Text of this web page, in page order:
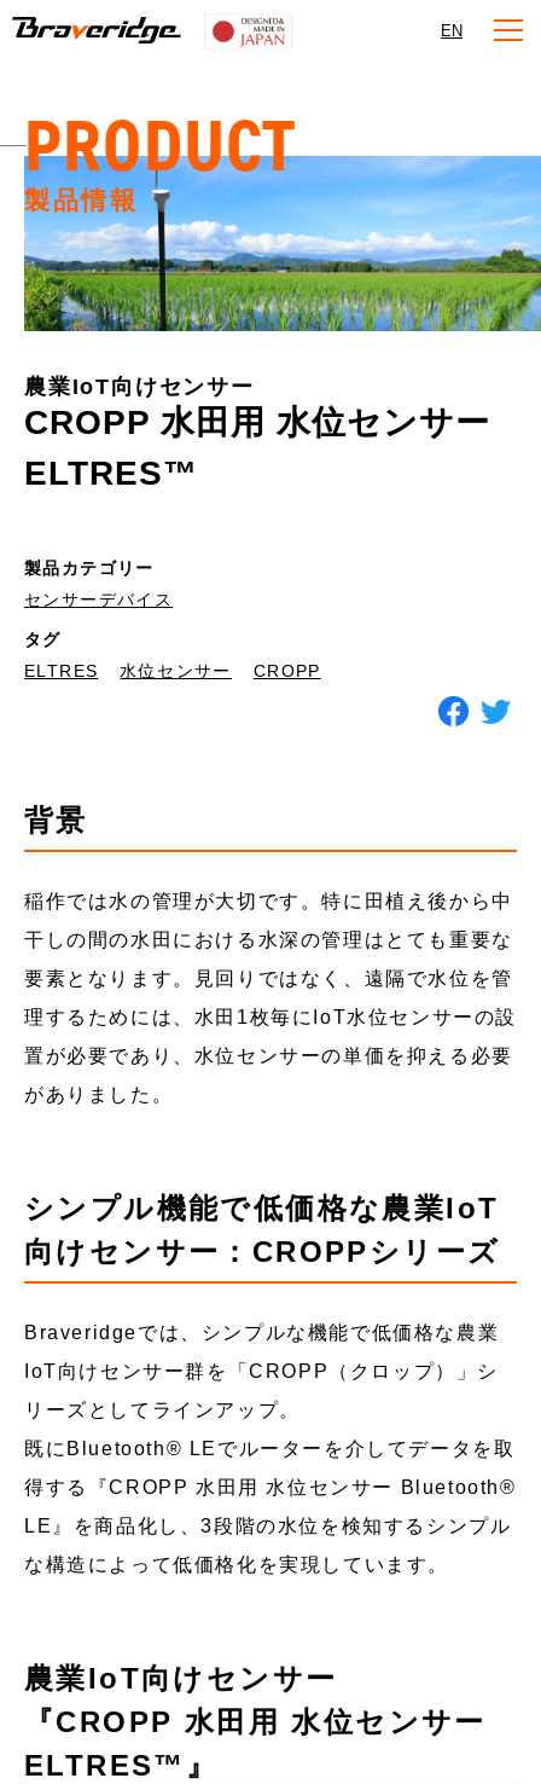
Braveridge
EN
PRODUCT
製品情報
農業IoT向けセンサー
CROPP 水田用 水位センサー
ELTRES™
製品カテゴリー
センサーデバイス
タグ
ELTRES
水位センサー CROPP
背景
稲作では水の管理が大切です。特に田植え後から中
干しの間の水田における水深の管理はとても重要な
要素となります。見回りではなく、遠隔で水位を管
理するためには、水田1枚毎にIoT水位センサーの設
置が必要であり、水位センサーの単価を抑える必要
がありました。
シンプル機能で低価格な農業IoT
向けセンサー：CROPPシリーズ
Braveridgeでは、シンプルな機能で低価格な農業
IoT向けセンサー群を「CROPP（クロップ）」シ
リーズとしてラインアップ。
既にBluetooth® LEでルーターを介してデータを取
得する『CROPP 水田用 水位センサー Bluetooth®
LE』を商品化し、3段階の水位を検知するシンプル
な構造によって低価格化を実現しています。
農業IoT向けセンサー
『CROPP 水田用 水位センサー
ELTRES™』